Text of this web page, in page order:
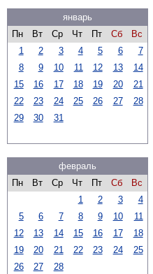
январь
Пн
Вт Ср Чт Пт Сб
Вс
1
2 3 4 5 6
7
8
9 10 11 12 13
14
15
16 17 18 19 20
21
22
23 24 25 26 27
28
29
30 31
февраль
Пн
Вт Ср Чт Пт Сб
Вс
1
2 3
4
5
6 7 8 9 10
11
12
13 14 15 16 17
18
19
20 21 22 23 24
25
26
27 28